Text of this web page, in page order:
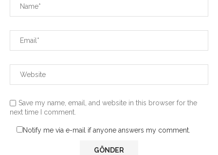
Save my name, email, and website in this browser for the
next time I comment.
Notify me via e-mail if anyone answers my comment.